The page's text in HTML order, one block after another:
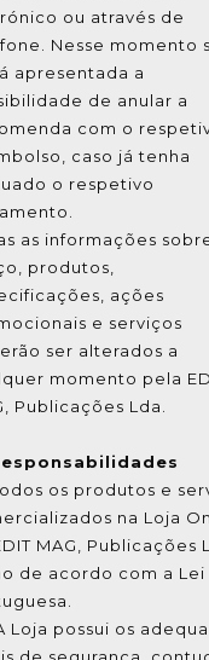
ou através de
Nesse momento
apresentada a
de anular a
com o
caso já tenha
o respetivo
as informações
produtos,
ações
e serviços
ser alterados a
momento pela
Publicações Lda.
os produtos e
na Loja
MAG, Publicações
de acordo com a Lei
Loja possui os